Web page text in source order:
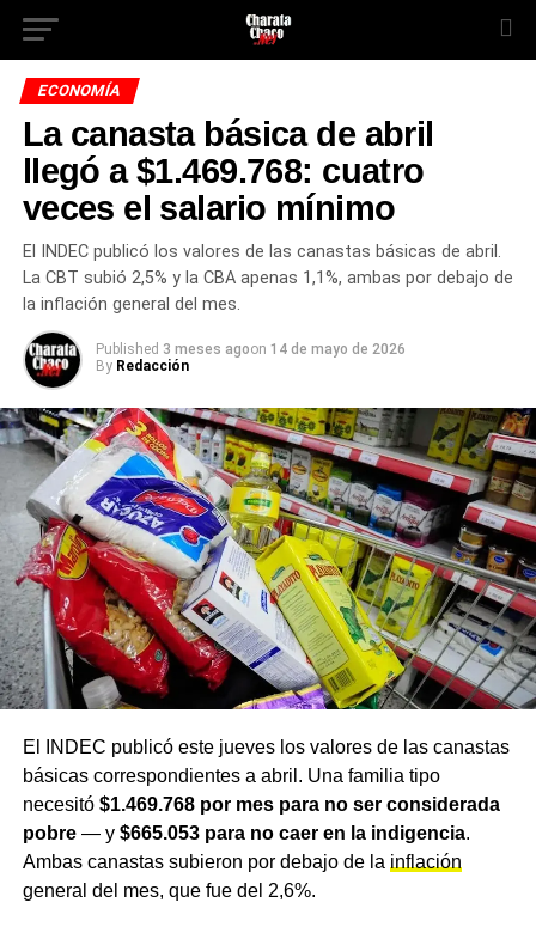
ECONOMÍA
La canasta básica de abril
llegó a $1.469.768: cuatro
veces el salario mínimo
El INDEC publicó los valores de las canastas básicas de abril.
La CBT subió 2,5% y la CBA apenas 1,1%, ambas por debajo de
la inflación general del mes.
Published 3 meses agoon 14 de mayo de 2026
By Redacción
El INDEC publicó este jueves los valores de las canastas
básicas correspondientes a abril. Una familia tipo
necesitó $1.469.768 por mes para no ser considerada
pobre— y $665.053 para no caer en la indigencia.
Ambas canastas subieron por debajo de la inflación
general del mes, que fue del 2,6%.